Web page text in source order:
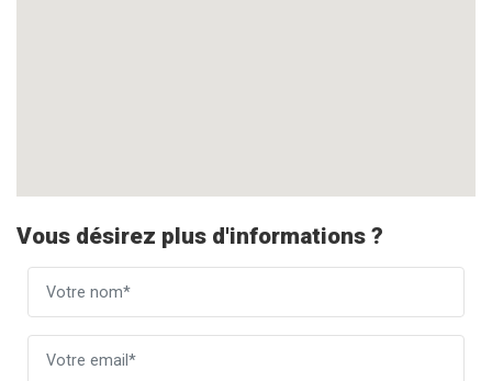
Vous désirez plus d'informations ?